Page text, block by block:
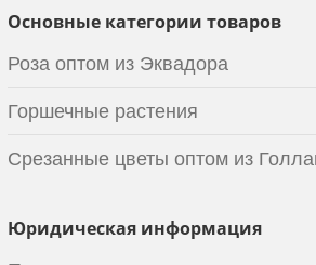
Основные категории товаров
Роза оптом из Эквадора
Горшечные растения
Срезанные цветы оптом из
Юридическая информация